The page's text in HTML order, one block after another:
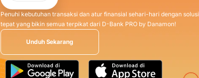
Penuhi kebutuhan transaksi dan atur finansial sehari-hari dengan solusi
tepat yang bikin semua terpikat dari D-Bank PRO by Danamon!
Unduh Sekarang